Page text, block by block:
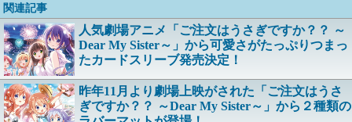
関連記事
人気劇場アニメ「ご注文はうさぎですか？？ ～
Dear My Sister～」から可愛さがたっぷりつまっ
たカードスリーブ発売決定！
昨年11月より劇場上映がされた「ご注文はうさ
ぎですか？？ ～Dear My Sister～」から２種類の